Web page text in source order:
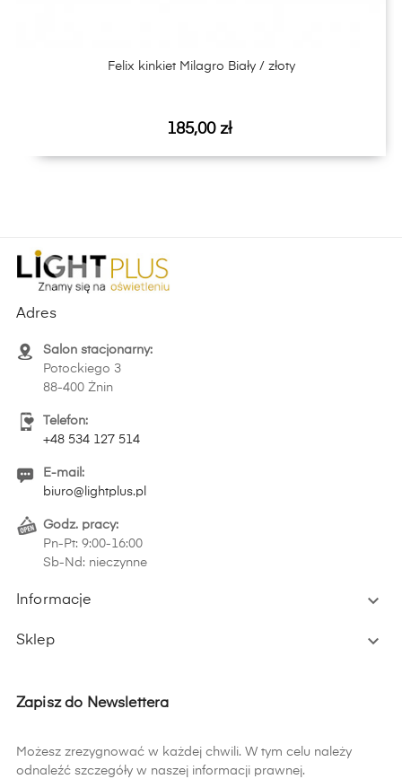
Felix kinkiet Milagro Biały / złoty
Cena
185,00 zł
Adres
Salon stacjonarny:
Potockiego 3
88-400 Żnin
Telefon:
+48 534 127 514
E-mail:
biuro@lightplus.pl
Godz. pracy:
Pn-Pt: 9:00-16:00
Sb-Nd: nieczynne
Informacje 
Sklep 
Zapisz do Newslettera
Możesz zrezygnować w każdej chwili. W tym celu należy
odnaleźć szczegóły w naszej informacji prawnej.